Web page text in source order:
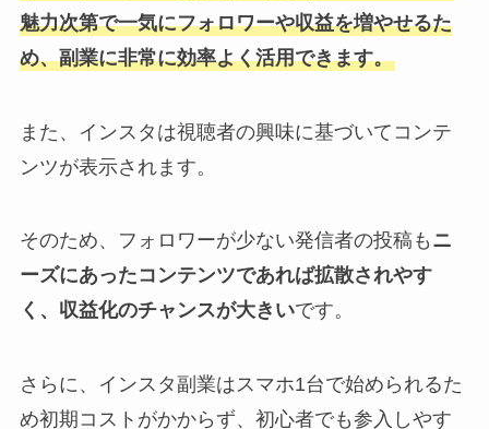
魅力次第で一気にフォロワーや収益を増やせるた
め、副業に非常に効率よく活用できます。
また、インスタは視聴者の興味に基づいてコンテ
ンツが表示されます。
そのため、フォロワーが少ない発信者の投稿も ニ
ーズにあったコンテンツであれば拡散されやす
く、収益化のチャンスが大きいです。
さらに、インスタ副業はスマホ1台で始められるた
め初期コストがかからず、初心者でも参入しやす